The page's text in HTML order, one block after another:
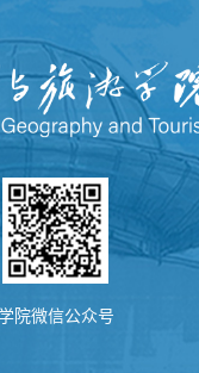
院微信公众号